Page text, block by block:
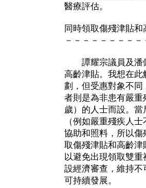
醫療評估。
同時領取傷殘津貼和
－－－－－－－－－
譚耀宗議員及潘佩
高齡津貼。我想在
劃，但受惠對象不
者則是為非患有嚴
歲）的人士而設。
（例如嚴重殘疾人
協助和照料，所以
取傷殘津貼和高齡
以避免出現領取雙
設經濟審查，維持
可持續發展。